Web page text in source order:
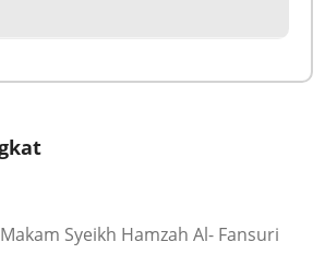
Syeikh Hamzah Al- Fansuri